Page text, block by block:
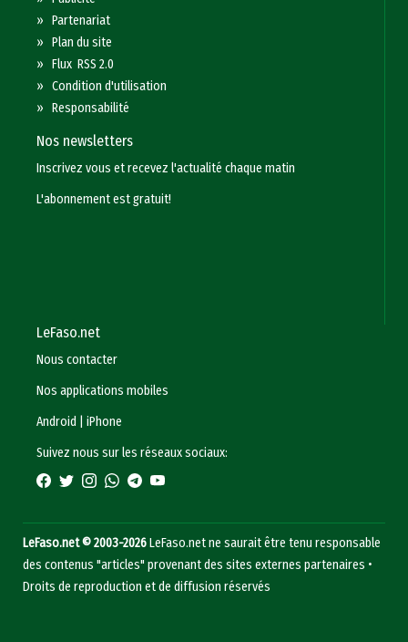
»Partenariat
»Plan du site
»Flux RSS 2.0
»Condition d'utilisation
»Responsabilité
Nos newsletters
Inscrivez vous et recevez l'actualité chaque matin
L'abonnement est gratuit!
LeFaso.net
Nous contacter
Nos applications mobiles
Android
|iPhone
Suivez nous sur les réseaux sociaux:
LeFaso.net © 2003-2026LeFaso.net ne saurait être tenu responsable
des contenus "articles" provenant des sites externes partenaires •
Droits de reproduction et de diffusion réservés